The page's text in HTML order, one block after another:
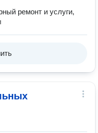
ремонт и услуги,